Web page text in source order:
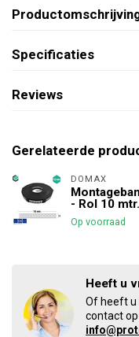
Specificaties
Reviews
Gerelateerde
DOMAX
- Rol 10 mtr.
Op voorraad
Heeft u
Of heeft u
contact